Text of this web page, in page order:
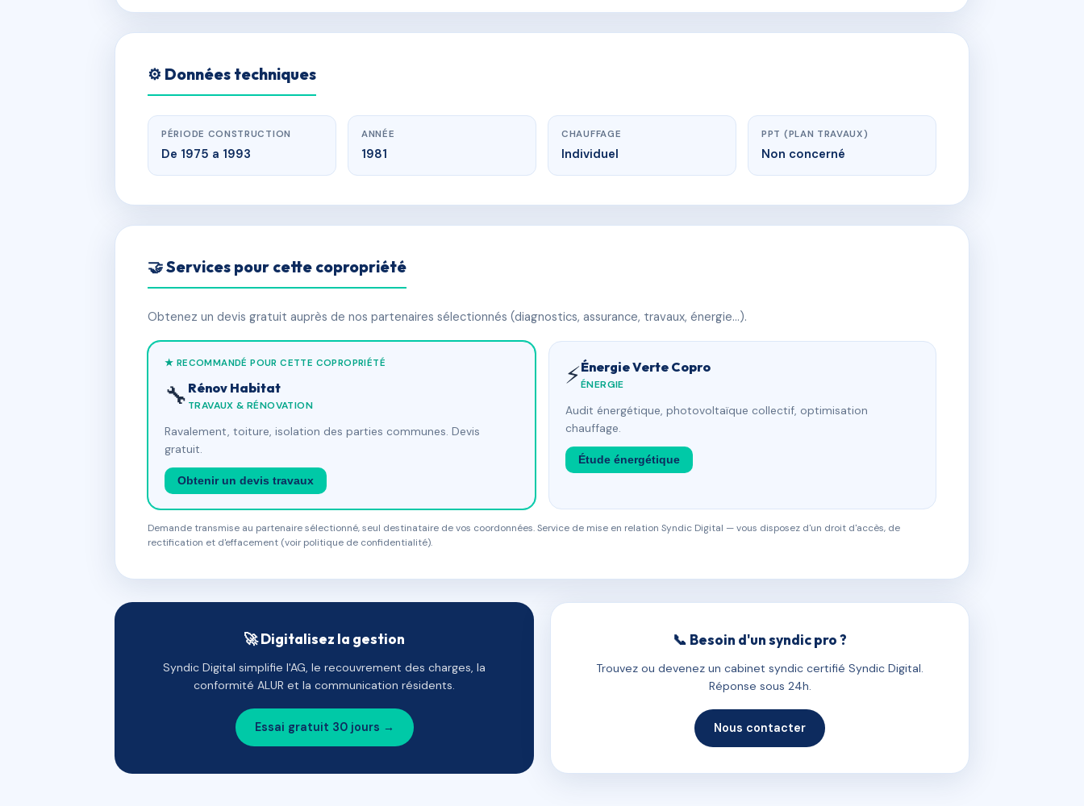
⚙️ Données techniques
PÉRIODE CONSTRUCTION
De 1975 a 1993
ANNÉE
1981
CHAUFFAGE
Individuel
PPT (PLAN TRAVAUX)
Non concerné
🤝 Services pour cette copropriété
Obtenez un devis gratuit auprès de nos partenaires sélectionnés (diagnostics, assurance, travaux, énergie…).
★ RECOMMANDÉ POUR CETTE COPROPRIÉTÉ
🔧 Rénov Habitat
TRAVAUX & RÉNOVATION
Ravalement, toiture, isolation des parties communes. Devis
gratuit.
Obtenir un devis travaux
⚡Énergie Verte Copro
ÉNERGIE
Audit énergétique, photovoltaïque collectif, optimisation
chauffage.
Étude énergétique
Demande transmise au partenaire sélectionné, seul destinataire de vos coordonnées. Service de mise en relation Syndic Digital — vous disposez d'un droit d'accès, de
rectification et d'effacement (voir politique de confidentialité).
🚀 Digitalisez la gestion
Syndic Digital simplifie l'AG, le recouvrement des charges, la
conformité ALUR et la communication résidents.
Essai gratuit 30 jours →
📞 Besoin d'un syndic pro ?
Trouvez ou devenez un cabinet syndic certifié Syndic Digital.
Réponse sous 24h.
Nous contacter